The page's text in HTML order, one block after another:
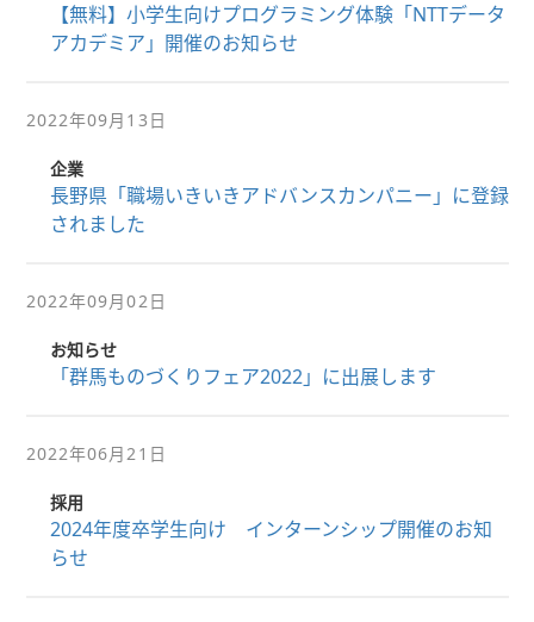
【無料】小学生向けプログラミング体験「NTTデータ
アカデミア」開催のお知らせ
2022年09月13日
企業
長野県「職場いきいきアドバンスカンパニー」に登録
されました
2022年09月02日
お知らせ
「群馬ものづくりフェア2022」に出展します
2022年06月21日
採用
2024年度卒学生向け インターンシップ開催のお知
らせ